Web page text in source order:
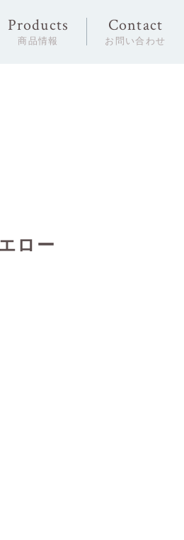
Products
商品情報
Contact
お問い合わせ
ロー